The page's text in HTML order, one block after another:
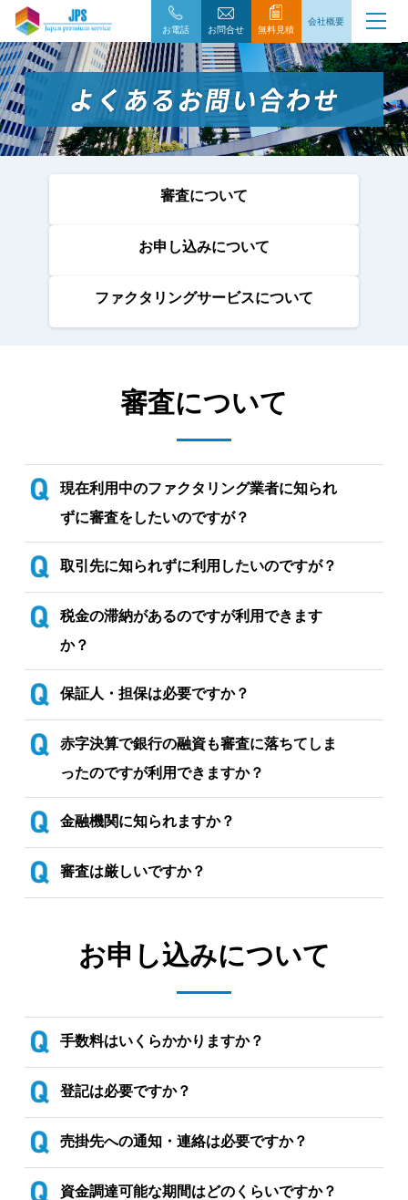
お電話 お問合せ 無料見積
会社概要
審査について
お申し込みについて
ファクタリングサービスについて
審査について
現在利用中のファクタリング業者に知られ
ずに審査をしたいのですが？
取引先に知られずに利用したいのですが？
税金の滞納があるのですが利用できます
か？
保証人・担保は必要ですか？
赤字決算で銀行の融資も審査に落ちてしま
ったのですが利用できますか？
金融機関に知られますか？
審査は厳しいですか？
お申し込みについて
手数料はいくらかかりますか？
登記は必要ですか？
売掛先への通知・連絡は必要ですか？
資金調達可能な期間はどのくらいですか？